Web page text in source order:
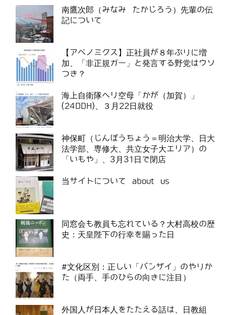
南鷹次郎（みなみ たかじろう）先輩の伝
記について
【アベノミクス】正社員が８年ぶりに増
加、「非正規ガー」と発言する野党はウソ
つき？
海上自衛隊ヘリ空母「かが（加賀）」
(24DDH)、３月22日就役
神保町（じんぼうちょう＝明治大学、日大
法学部、専修大、共立女子大エリア）の
「いもや」、3月31日で閉店
当サイトについて about us
同窓会も教員も忘れている？大村高校の歴
史：天皇陛下の行幸を賜った日
#文化区別：正しい「バンザイ」のやりか
た（両手、手のひらの向きに注目）
外国人が日本人をたたえる話は、日教組